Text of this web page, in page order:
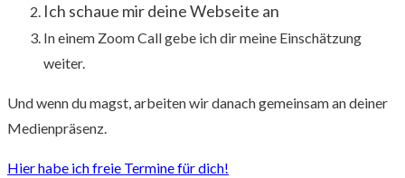
Ich schaue mir deine Webseite an
In einem Zoom Call gebe ich dir meine Einschätzung
weiter.
Und wenn du magst, arbeiten wir danach gemeinsam an deiner
Medienpräsenz.
Hier habe ich freie Termine für dich!